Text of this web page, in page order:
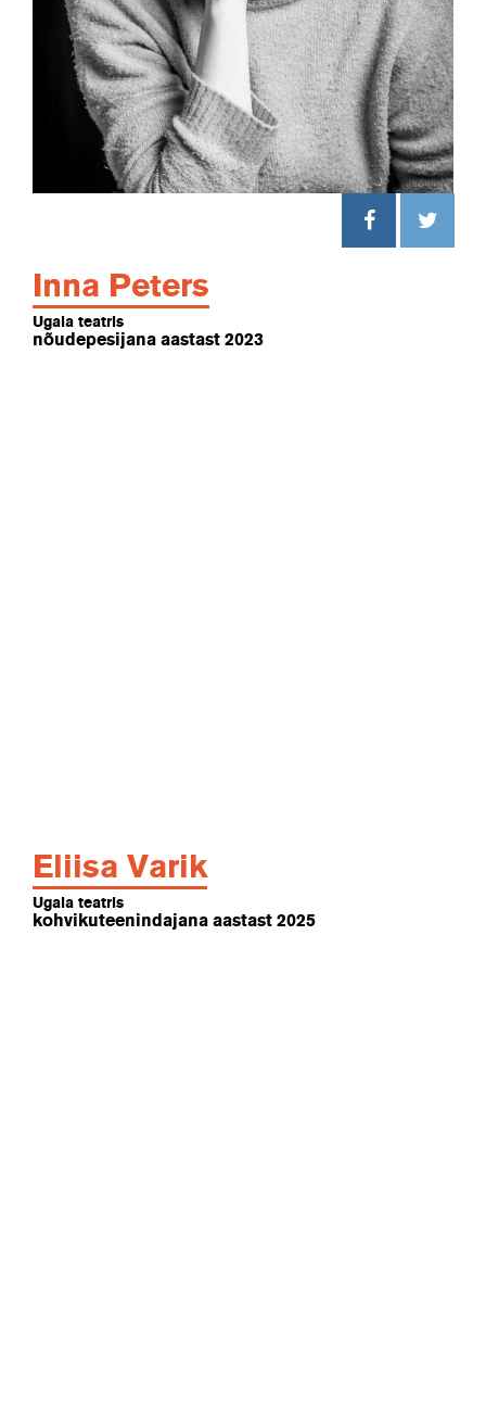
Inna Peters
Ugala teatris
nõudepesijana aastast 2023
Eliisa Varik
Ugala teatris
kohvikuteenindajana aastast 2025